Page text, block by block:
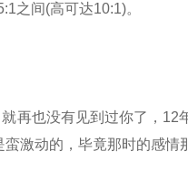
之间(高可达10:1)。
再也没有见到过你了，
激动的，毕竟那时的感情